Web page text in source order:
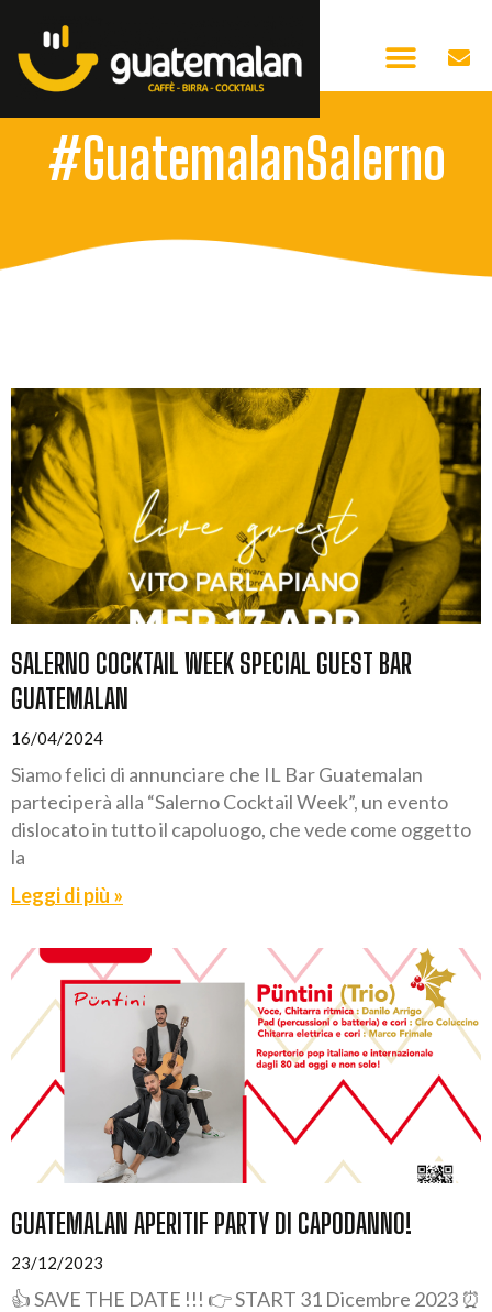
#GuatemalanSalerno
SALERNO COCKTAIL WEEK SPECIAL GUEST BAR
GUATEMALAN
16/04/2024
Siamo felici di annunciare che IL Bar Guatemalan
parteciperà alla “Salerno Cocktail Week”, un evento
dislocato in tutto il capoluogo, che vede come oggetto
la
Leggi di più »
GUATEMALAN APERITIF PARTY DI CAPODANNO!
23/12/2023
👍 SAVE THE DATE !!! 👉 START 31 Dicembre 2023 ⏰